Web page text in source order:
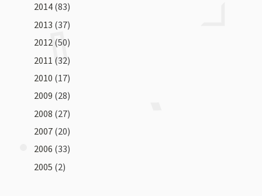
2014 (83)
2013 (37)
2012 (50)
2011 (32)
2010 (17)
2009 (28)
2008 (27)
2007 (20)
2006 (33)
2005 (2)